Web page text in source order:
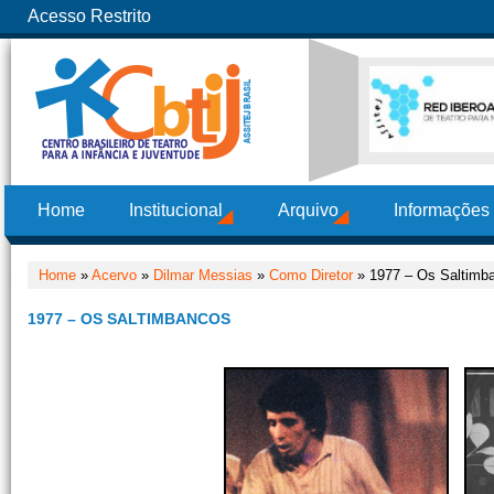
Acesso Restrito
Home Institucional Arquivo
Home » Acervo » Dilmar Messias » Como Diretor» 1977 – Os
1977 – OS SALTIMBANCOS